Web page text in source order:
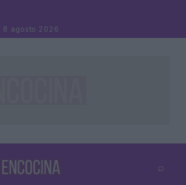
8 agosto 2026
⌕